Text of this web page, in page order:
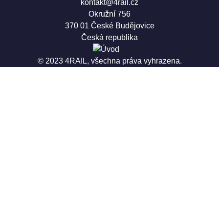
kontakt@4rail.cz
Okružní 756
370 01 České Budějovice
Česká republika
© 2023 4RAIL, všechna práva vyhrazena.